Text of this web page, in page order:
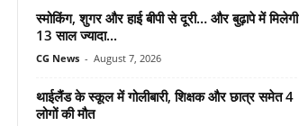
स्मोकिंग, शुगर और हाई बीपी से दूरी… और बुढ़ापे में मिलेगी
13 साल ज्यादा...
CG News - August 7, 2026
थाईलैंड के स्कूल में गोलीबारी, शिक्षक और छात्र समेत 4
लोगों की मौत